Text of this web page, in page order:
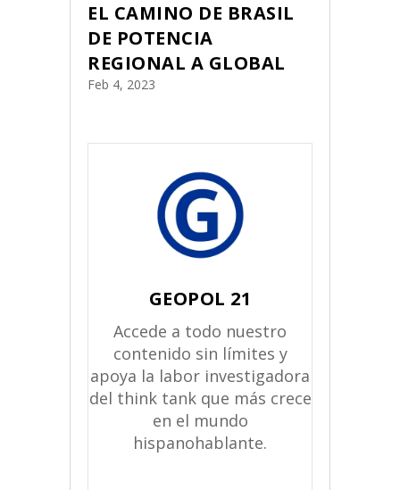
EL CAMINO DE BRASIL
DE POTENCIA
REGIONAL A GLOBAL
Feb 4, 2023
GEOPOL 21
Accede a todo nuestro
contenido sin límites y
apoya la labor investigadora
del think tank que más crece
en el mundo
hispanohablante.